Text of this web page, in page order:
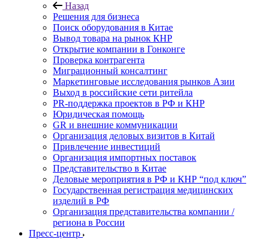
Назад
Решения для бизнеса
Поиск оборудования в Китае
Вывод товара на рынок КНР
Открытие компании в Гонконге
Проверка контрагента
Миграционный консалтинг
Маркетинговые исследования рынков Азии
Выход в российские сети ритейла
PR-поддержка проектов в РФ и КНР
Юридическая помощь
GR и внешние коммуникации
Организация деловых визитов в Китай
Привлечение инвестиций
Организация импортных поставок
Представительство в Китае
Деловые мероприятия в РФ и КНР “под ключ”
Государственная регистрация медицинских
изделий в РФ
Организация представительства компании /
региона в России
Пресс-центр